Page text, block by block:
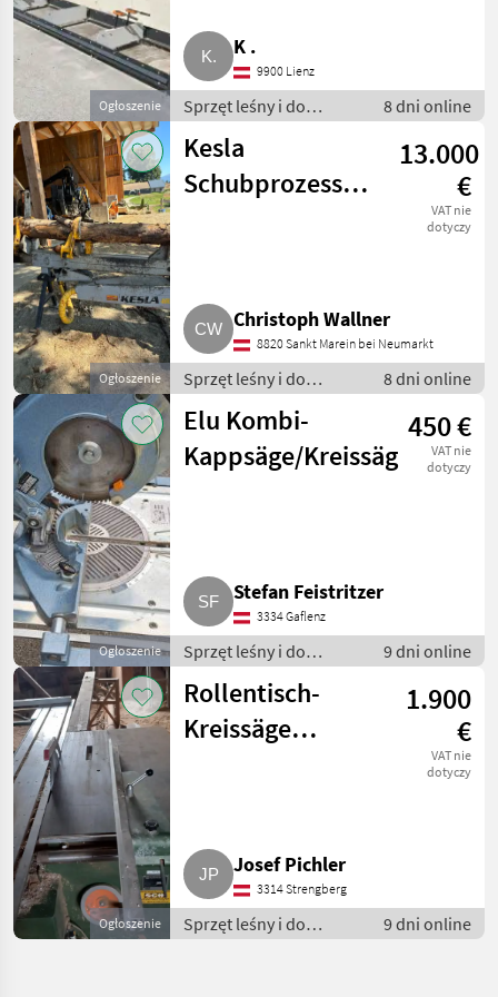
Ogłoszenie
K .
9900 Lienz
Sprzęt leśny i do
obróbki drewna / Inny
sprzęt leśny i do
obróbki drewna
8 dni online
Ogłoszenie
Kesla
Schubprozessor
13.000
€
VAT nie
dotyczy
Christoph Wallner
8820 Sankt Marein bei Neumarkt
Sprzęt leśny i do
obróbki drewna / Inny
sprzęt leśny i do
obróbki drewna
8 dni online
Ogłoszenie
Elu Kombi-
Kappsäge/Kreissäge
450 €
VAT nie
dotyczy
Stefan Feistritzer
3334 Gaflenz
Sprzęt leśny i do
obróbki drewna / Inny
sprzęt leśny i do
obróbki drewna
9 dni online
Ogłoszenie
Rollentisch-
Kreissäge
1.900
€
VAT nie
dotyczy
Josef Pichler
3314 Strengberg
Sprzęt leśny i do
obróbki drewna / Inny
9 dni online